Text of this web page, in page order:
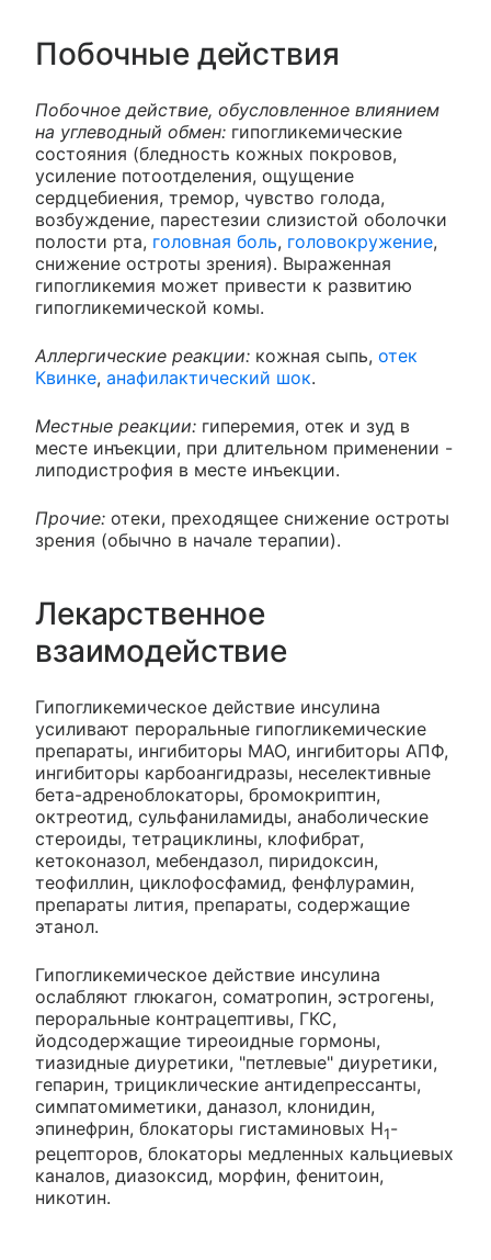
Побочные действия
Побочное действие, обусловленное влиянием
на углеводный обмен: гипогликемические
состояния (бледность кожных покровов,
усиление потоотделения, ощущение
сердцебиения, тремор, чувство голода,
возбуждение, парестезии слизистой оболочки
полости рта, головная боль, головокружение,
снижение остроты зрения). Выраженная
гипогликемия может привести к развитию
гипогликемической комы.
Аллергические реакции: кожная сыпь, отек
Квинке, анафилактический шок.
Местные реакции: гиперемия, отек и зуд в
месте инъекции, при длительном применении -
липодистрофия в месте инъекции.
Прочие: отеки, преходящее снижение остроты
зрения (обычно в начале терапии).
Лекарственное
взаимодействие
Гипогликемическое действие инсулина
усиливают пероральные гипогликемические
препараты, ингибиторы МАО, ингибиторы АПФ,
ингибиторы карбоангидразы, неселективные
бета-адреноблокаторы, бромокриптин,
октреотид, сульфаниламиды, анаболические
стероиды, тетрациклины, клофибрат,
кетоконазол, мебендазол, пиридоксин,
теофиллин, циклофосфамид, фенфлурамин,
препараты лития, препараты, содержащие
этанол.
Гипогликемическое действие инсулина
ослабляют глюкагон, соматропин, эстрогены,
пероральные контрацептивы, ГКС,
йодсодержащие тиреоидные гормоны,
тиазидные диуретики, "петлевые" диуретики,
гепарин, трициклические антидепрессанты,
симпатомиметики, даназол, клонидин,
эпинефрин, блокаторы гистаминовых Н1-
рецепторов, блокаторы медленных кальциевых
каналов, диазоксид, морфин, фенитоин,
никотин.